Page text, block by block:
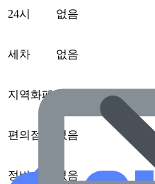
24시 없음
세차 없음
지역화폐
편의점 없음
정비 없음